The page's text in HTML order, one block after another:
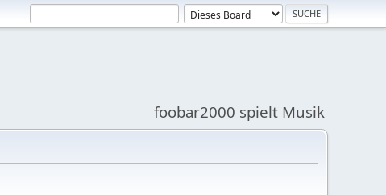
foobar2000 spielt Musik